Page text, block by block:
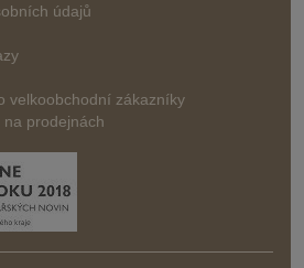
údajů
velkoobchodní zákazníky
prodejnách